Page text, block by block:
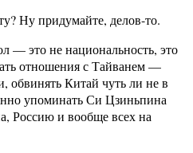
Ну придумайте, делов-то.
— это не национальность, это
отношения с Тайванем —
обвинять Китай чуть ли не в
упоминать Си Цзиньпина
Россию и вообще всех на